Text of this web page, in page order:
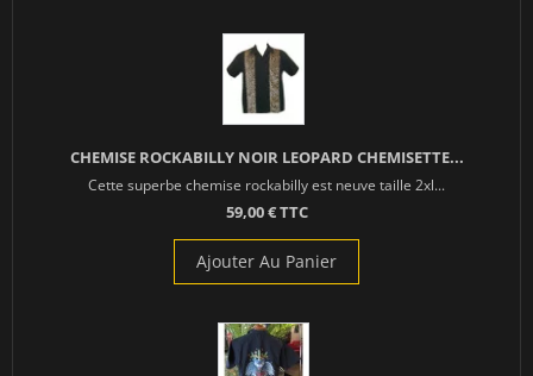
CHEMISE ROCKABILLY NOIR LEOPARD CHEMISETTE...
Cette superbe chemise rockabilly est neuve taille 2xl...
59,00 € TTC
Ajouter Au Panier